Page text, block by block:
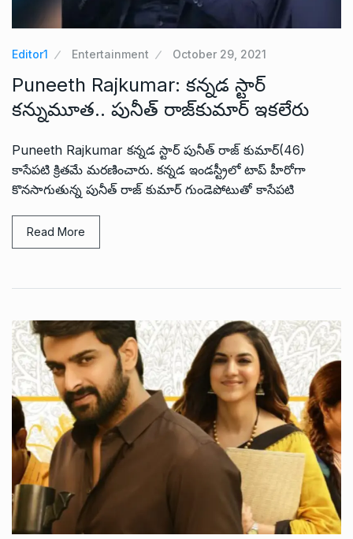
Editor1 Entertainment October 29, 2021
Puneeth Rajkumar: కన్నడ స్టార్
కన్నుమూత.. పునీత్ రాజ్‌కుమార్ ఇకలేరు
Puneeth Rajkumar కన్నడ స్టార్ పునీత్ రాజ్ కుమార్(46)
కాసేపటి క్రితమే మరణించారు. కన్నడ ఇండస్ట్రీలో టాప్ హీరోగా
కొనసాగుతున్న పునీత్ రాజ్ కుమార్ గుండెపోటుతో కాసేపటి
Read More